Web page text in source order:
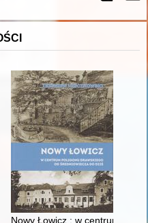
: prestiż finansowy i
Nowy Łowicz : w centrum